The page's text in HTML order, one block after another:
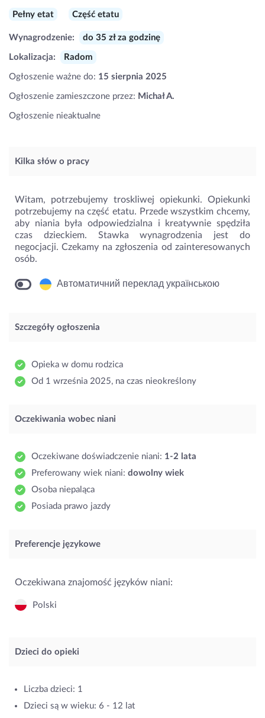
Pełny etat Część etatu
Wynagrodzenie: do 35 zł za godzinę
Lokalizacja: Radom
Ogłoszenie ważne do: 15 sierpnia 2025
Ogłoszenie zamieszczone przez: Michał A.
Ogłoszenie nieaktualne
Kilka słów o pracy
Witam, potrzebujemy troskliwej opiekunki. Opiekunki
potrzebujemy na część etatu. Przede wszystkim chcemy,
aby niania była odpowiedzialna i kreatywnie spędziła
czas dzieckiem. Stawka wynagrodzenia jest do
negocjacji. Czekamy na zgłoszenia od zainteresowanych
osób.
Автоматичний переклад українською
Szczegóły ogłoszenia
Opieka w domu rodzica
Od 1 września 2025, na czas nieokreślony
Oczekiwania wobec niani
Oczekiwane doświadczenie niani: 1-2 lata
Preferowany wiek niani: dowolny wiek
Osoba niepaląca
Posiada prawo jazdy
Preferencje językowe
Oczekiwana znajomość języków niani:
Polski
Dzieci do opieki
Liczba dzieci: 1
Dzieci są w wieku: 6 - 12 lat